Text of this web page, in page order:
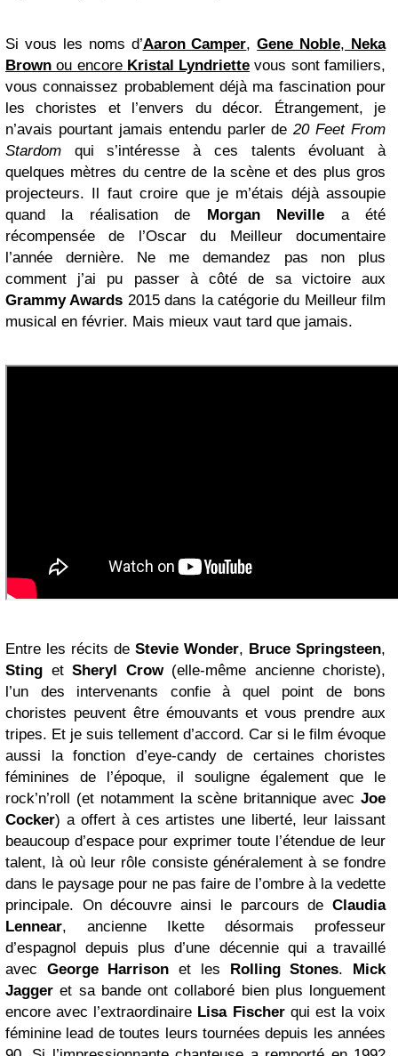
Si vous les noms d’Aaron Camper,Gene Noble, Neka
Brown ou encore Kristal Lyndriette vous sont familiers,
vous connaissez probablement déjà ma fascination pour
les choristes et l’envers du décor. Étrangement, je
n’avais pourtant jamais entendu parler de20 Feet From
Stardom qui s’intéresse à ces talents évoluant à
quelques mètres du centre de la scène et des plus gros
projecteurs. Il faut croire que je m’étais déjà assoupie
quand la réalisation de MorganNeville a été
récompensée de l’Oscar du Meilleur documentaire
l’année dernière. Ne me demandez pas non plus
comment j’ai pu passer à côté de sa victoire aux
Grammy Awards 2015 dans la catégorie du Meilleur film
musical en février. Mais mieux vaut tard que jamais.
Entre les récits de Stevie Wonder, Bruce Springsteen,
Sting et Sheryl Crow(elle-même ancienne choriste),
l’un des intervenants confie à quel point de bons
choristes peuvent être émouvants et vous prendre aux
tripes. Et je suis tellement d’accord. Car si le film évoque
aussi la fonction d’eye-candy de certaines choristes
féminines de l’époque, il souligne également que le
rock’n’roll (et notamment la scène britannique avec Joe
Cocker) a offert à ces artistes une liberté, leur laissant
beaucoup d’espace pour exprimer toute l’étendue de leur
talent, là où leur rôle consiste généralement à se fondre
dans le paysage pour ne pas faire de l’ombre à la vedette
principale. On découvre ainsi le parcours de Claudia
Lennear, ancienne Ikette désormais professeur
d’espagnol depuis plus d’une décennie qui a travaillé
avec George Harrison et les Rolling Stones. Mick
Jagger et sa bande ont collaboré bien plus longuement
encore avec l’extraordinaire Lisa Fischerqui est la voix
féminine lead de toutes leurs tournées depuis les années